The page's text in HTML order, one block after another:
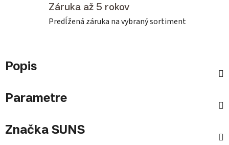
Záruka až 5 rokov
Predĺžená záruka na vybraný sortiment
Popis
Parametre
Značka SUNS